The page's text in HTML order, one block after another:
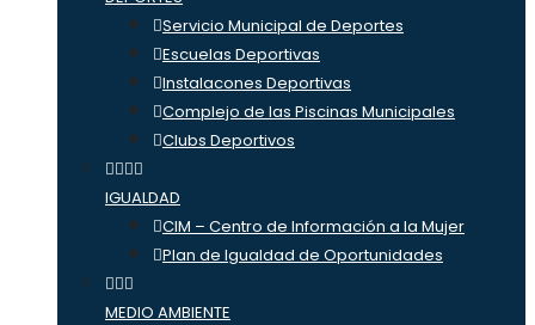
Servicio Municipal de Deportes
Escuelas Deportivas
Instalacones Deportivas
Complejo de las Piscinas Municipales
Clubs Deportivos
IGUALDAD
CIM – Centro de Información a la Mujer
Plan de Igualdad de Oportunidades
MEDIO AMBIENTE